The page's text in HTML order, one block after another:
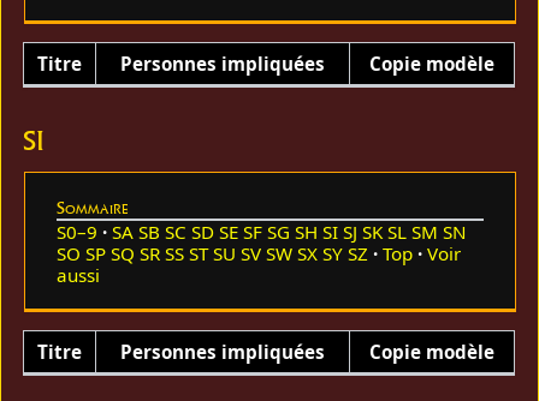
Titre Personnes impliquées Copie modèle
SI
Sommaire
S0–9 SA SB SC SD SE SF SG SH SI SJ SK SL SM SN
SO SP SQ SR SS ST SU SV SW SX SY SZ Top
Voir
aussi
Titre Personnes impliquées Copie modèle